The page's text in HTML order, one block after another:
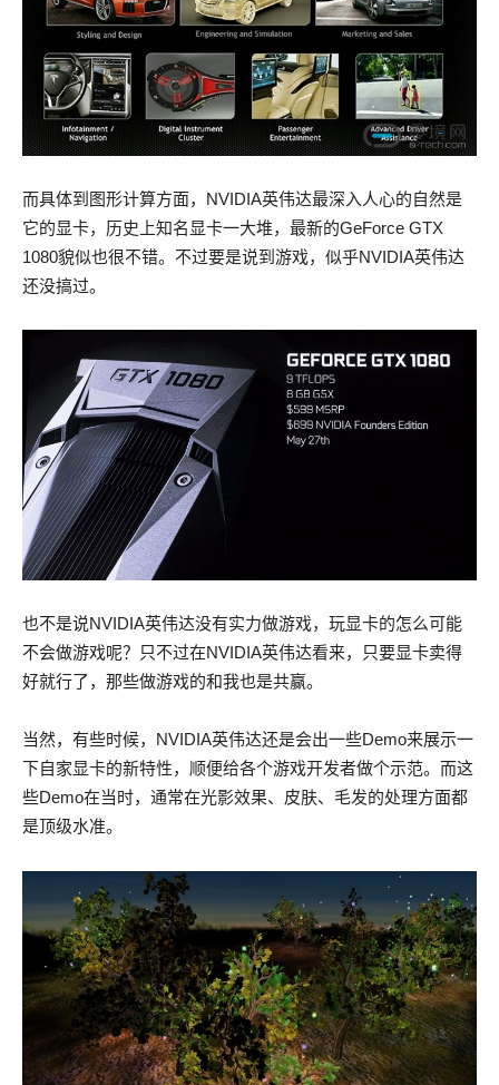
而具体到图形计算方面，NVIDIA英伟达最深入人心的自然是
它的显卡，历史上知名显卡一大堆，最新的GeForce GTX
1080貌似也很不错。不过要是说到游戏，似乎NVIDIA英伟达
还没搞过。
也不是说NVIDIA英伟达没有实力做游戏，玩显卡的怎么可能
不会做游戏呢？只不过在NVIDIA英伟达看来，只要显卡卖得
好就行了，那些做游戏的和我也是共赢。
当然，有些时候，NVIDIA英伟达还是会出一些Demo来展示一
下自家显卡的新特性，顺便给各个游戏开发者做个示范。而这
些Demo在当时，通常在光影效果、皮肤、毛发的处理方面都
是顶级水准。